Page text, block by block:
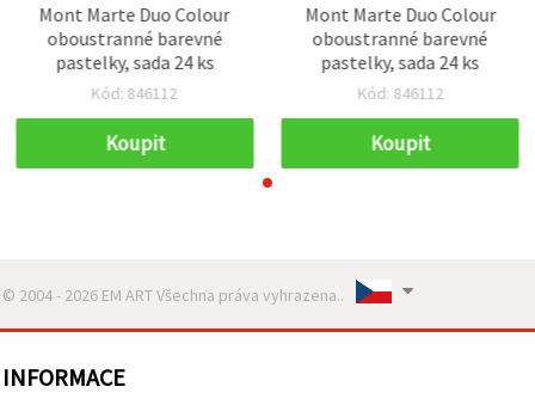
Mont Marte Duo Colour
oboustranné barevné
pastelky, sada 24 ks
Kód: 846112
Koupit
Mont Marte Duo Colour
oboustranné barevné
pastelky, sada 24 ks
Kód: 846112
Koupit
© 2004 - 2026 EM ART Všechna práva vyhrazena..
INFORMACE